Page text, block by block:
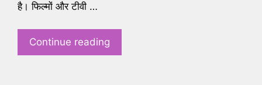
है। फिल्मों और टीवी …
Continue reading